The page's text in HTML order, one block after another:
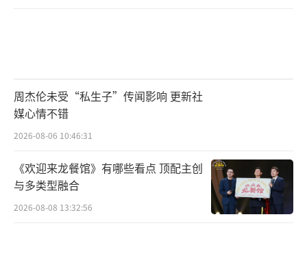
周杰伦未受“私生子”传闻影响 更新社
媒心情不错
2026-08-06 10:46:31
《欢迎来龙餐馆》有哪些看点 顶配主创
与多类型融合
2026-08-08 13:32:56